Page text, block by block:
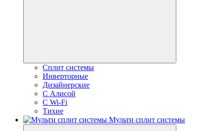
Сплит системы
Инверторные
Дизайнерские
С Алисой
C Wi-Fi
Тихие
Мульти сплит системы